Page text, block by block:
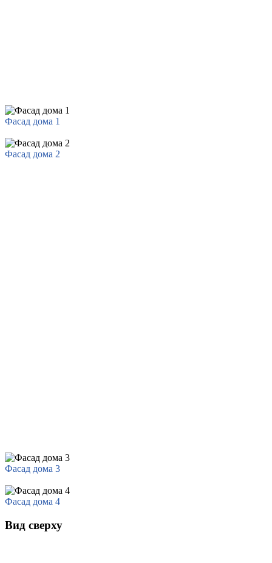
Фасад дома 1
Фасад дома 2
Фасад дома 3
Фасад дома 4
Вид сверху